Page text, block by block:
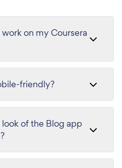
on my Coursera
friendly?
of the Blog app